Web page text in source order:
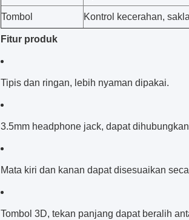
Tombol Kontrol kecerahan,
Fitur produk
Tipis dan ringan, lebih nyaman dipakai.
3.5mm headphone jack, dapat
Mata kiri dan kanan dapat disesuaikan
Tombol 3D, tekan panjang dapat beralih